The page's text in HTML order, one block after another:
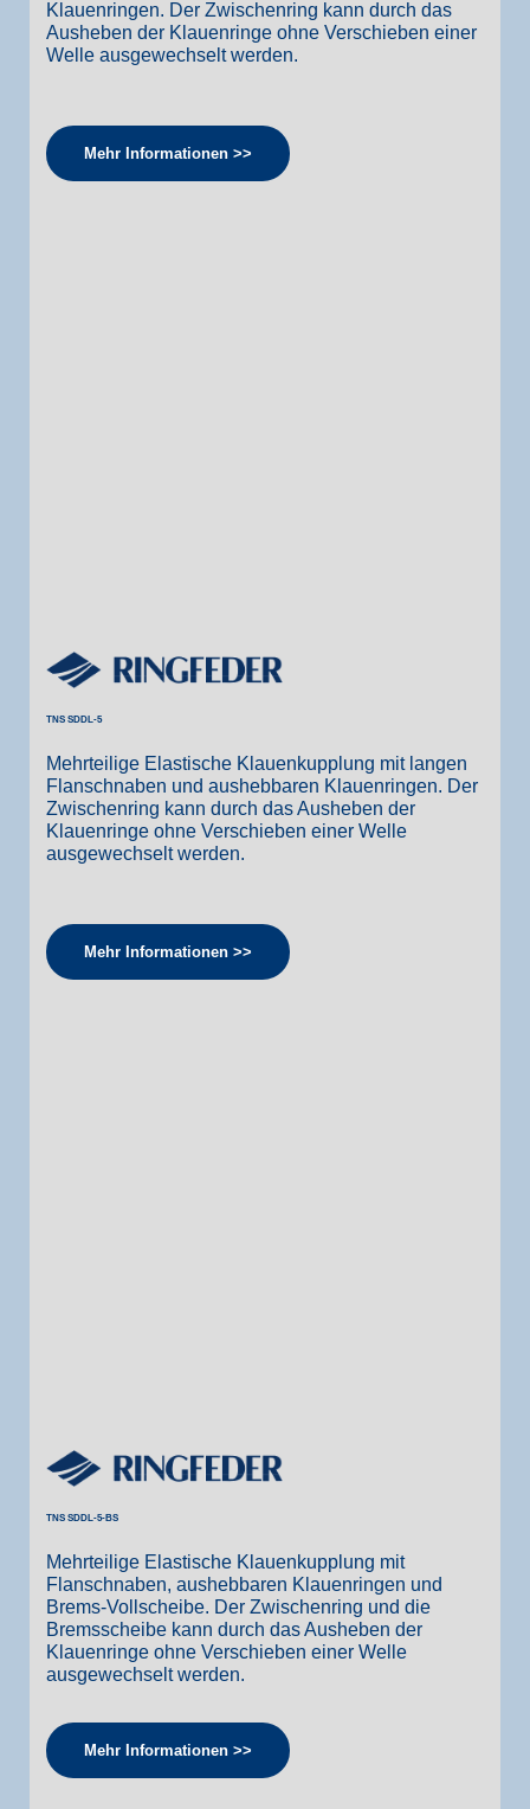
Klauenringen. Der Zwischenring kann durch das
Ausheben der Klauenringe ohne Verschieben einer
Welle ausgewechselt werden.
Mehr Informationen >>
TNS SDDL-5
Mehrteilige Elastische Klauenkupplung mit langen
Flanschnaben und aushebbaren Klauenringen. Der
Zwischenring kann durch das Ausheben der
Klauenringe ohne Verschieben einer Welle
ausgewechselt werden.
Mehr Informationen >>
TNS SDDL-5-BS
Mehrteilige Elastische Klauenkupplung mit
Flanschnaben, aushebbaren Klauenringen und
Brems-Vollscheibe. Der Zwischenring und die
Bremsscheibe kann durch das Ausheben der
Klauenringe ohne Verschieben einer Welle
ausgewechselt werden.
Mehr Informationen >>